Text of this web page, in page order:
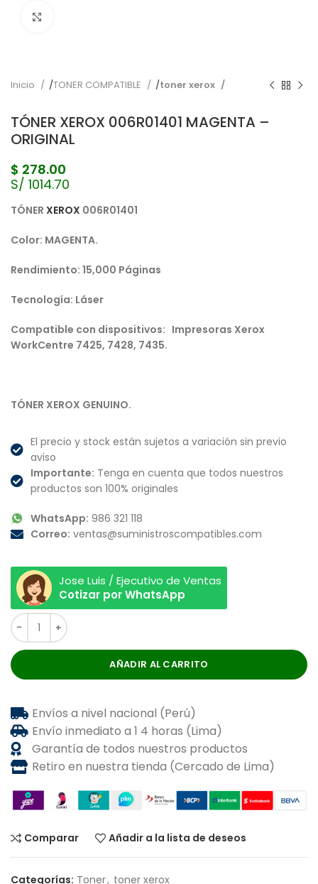
Inicio TONER COMPATIBLE toner xerox
TÓNER XEROX 006R01401 MAGENTA –
ORIGINAL
$ 278.00
S/ 1014.70
TÓNER XEROX 006R01401
Color: MAGENTA.
Rendimiento: 15,000 Páginas
Tecnología: Láser
Compatible con dispositivos: Impresoras Xerox
WorkCentre 7425, 7428, 7435.
TÓNER XEROX GENUINO.
El precio y stock están sujetos a variación sin previo
aviso
Importante: Tenga en cuenta que todos nuestros
productos son 100% originales
WhatsApp: 986 321 118
Correo: ventas@suministroscompatibles.com
Jose Luis / Ejecutivo de Ventas
Cotizar por WhatsApp
AÑADIR AL CARRITO
Envíos a nivel nacional (Perú)
Envío inmediato a 1 4 horas (Lima)
Garantía de todos nuestros productos
Retiro en nuestra tienda (Cercado de Lima)
Comparar Añadir a la lista de deseos
Categorías: Toner, toner xerox